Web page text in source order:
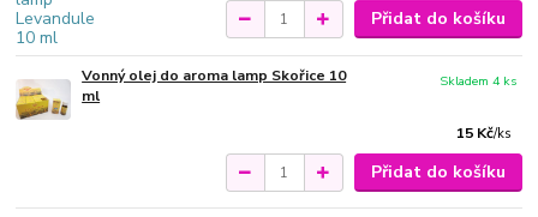
Přidat do košíku
Vonný olej do aroma lamp Skořice 10
ml
15 Kč/ks
Skladem 4 ks
Přidat do košíku